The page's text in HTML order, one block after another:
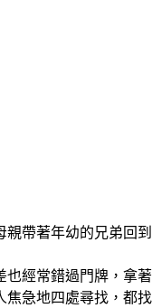
帶著年幼的兄弟回
經常錯過門牌，拿
急地四處尋找，都